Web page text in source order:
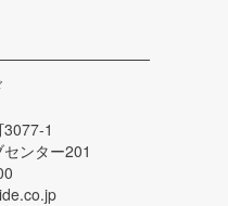
1
ンター201